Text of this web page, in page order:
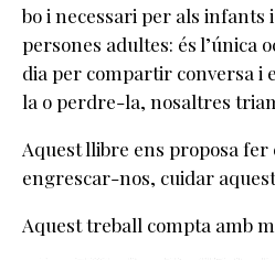
bo i necessari per als infants
persones adultes: és l’única
dia per compartir conversa i
la o perdre-la, nosaltres
Aquest llibre ens proposa
engrescar-nos, cuidar
Aquest treball compta amb